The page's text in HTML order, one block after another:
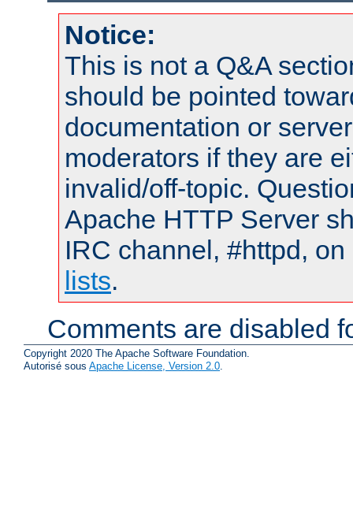
Notice:
This is not a Q&A
should be pointed
documentation or
moderators if they are
invalid/off-topic.
Apache HTTP Server
IRC channel, #httpd,
lists.
Comments are disabled
Copyright 2020 The Apache Software Foundation.
Autorisé sous Apache License, Version 2.0